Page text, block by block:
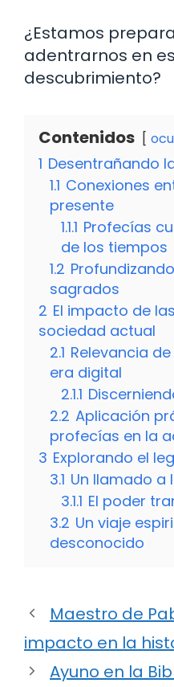
¿Estamos
adentrarnos en
descubrimiento?
Contenidos
1 Desentrañando
1.1 Conexiones
presente
1.1.1 Profecías
de los tiempos
1.2
sagrados
2 El impacto de
sociedad actual
2.1 Relevancia
era digital
2.1.1
2.2 Aplicación
profecías en la
3 Explorando el
3.1 Un llamado a
3.1.1 El poder
3.2 Un viaje
desconocido
Maestro de
impacto en la
Ayuno en la